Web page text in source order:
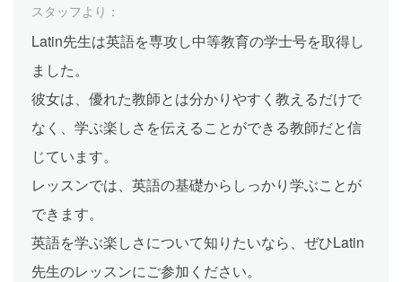
スタッフより：
Latin先生は英語を専攻し中等教育の学士号を取得し
ました。
彼女は、優れた教師とは分かりやすく教えるだけで
なく、学ぶ楽しさを伝えることができる教師だと信
じています。
レッスンでは、英語の基礎からしっかり学ぶことが
できます。
英語を学ぶ楽しさについて知りたいなら、ぜひLatin
先生のレッスンにご参加ください。